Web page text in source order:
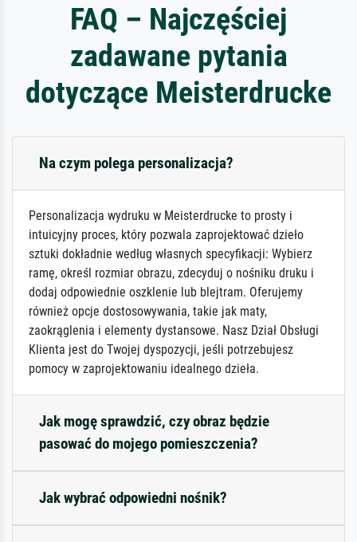
FAQ – Najczęściej
zadawane pytania
dotyczące Meisterdrucke
Na czym polega personalizacja?
Personalizacja wydruku w Meisterdrucke to prosty i
intuicyjny proces, który pozwala zaprojektować dzieło
sztuki dokładnie według własnych specyfikacji: Wybierz
ramę, określ rozmiar obrazu, zdecyduj o nośniku druku i
dodaj odpowiednie oszklenie lub blejtram. Oferujemy
również opcje dostosowywania, takie jak maty,
zaokrąglenia i elementy dystansowe. Nasz Dział Obsługi
Klienta jest do Twojej dyspozycji, jeśli potrzebujesz
pomocy w zaprojektowaniu idealnego dzieła.
Jak mogę sprawdzić, czy obraz będzie
pasować do mojego pomieszczenia?
Jak wybrać odpowiedni nośnik?